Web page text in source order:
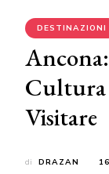
DESTINAZIONI
Cultura
Visitare
di DRAZAN